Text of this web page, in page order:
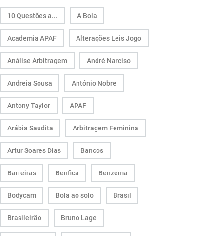
10 Questões a... A Bola
Academia APAF Alterações Leis Jogo
Análise Arbitragem André Narciso
Andreia Sousa António Nobre
Antony Taylor APAF
Arábia Saudita Arbitragem Feminina
Artur Soares Dias Bancos
Barreiras Benfica Benzema
Bodycam Bola ao solo Brasil
Brasileirão Bruno Lage